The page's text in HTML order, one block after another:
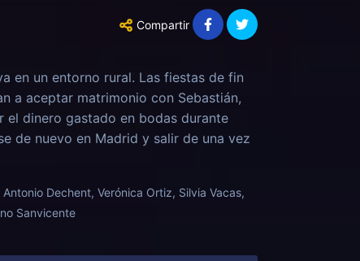
Compartir
en un entorno rural. Las fiestas de fin
a aceptar matrimonio con Sebastián,
el dinero gastado en bodas durante
de nuevo en Madrid y salir de una vez
Dechent, Verónica Ortiz, Silvia Vacas,
Sanvicente